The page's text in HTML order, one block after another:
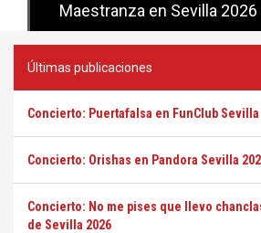
Maestranza en Sevilla 2026
Sevilla
Últimas publicaciones
Concierto: Puertafalsa en FunClub Sevilla
Concierto: Orishas en Pandora Sevilla
Concierto: No me pises que llevo
de Sevilla 2026